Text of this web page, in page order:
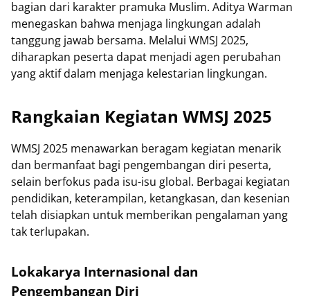
bagian dari karakter pramuka Muslim. Aditya Warman
menegaskan bahwa menjaga lingkungan adalah
tanggung jawab bersama. Melalui WMSJ 2025,
diharapkan peserta dapat menjadi agen perubahan
yang aktif dalam menjaga kelestarian lingkungan.
Rangkaian Kegiatan WMSJ 2025
WMSJ 2025 menawarkan beragam kegiatan menarik
dan bermanfaat bagi pengembangan diri peserta,
selain berfokus pada isu-isu global. Berbagai kegiatan
pendidikan, keterampilan, ketangkasan, dan kesenian
telah disiapkan untuk memberikan pengalaman yang
tak terlupakan.
Lokakarya Internasional dan
Pengembangan Diri